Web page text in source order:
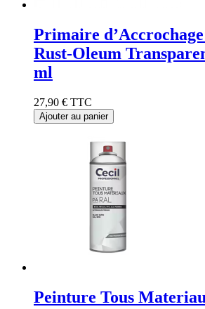
Primaire
Rust-Oleum
ml
27,90 € TTC
Ajouter au panier
Peinture Tous